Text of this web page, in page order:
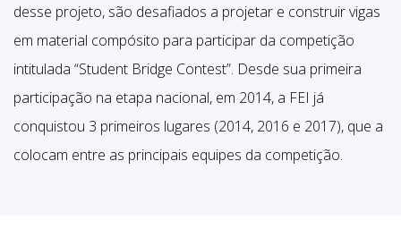
desse projeto, são desafiados a projetar e construir vigas
em material compósito para participar da competição
intitulada “Student Bridge Contest”. Desde sua primeira
participação na etapa nacional, em 2014, a FEI já
conquistou 3 primeiros lugares (2014, 2016 e 2017), que a
colocam entre as principais equipes da competição.